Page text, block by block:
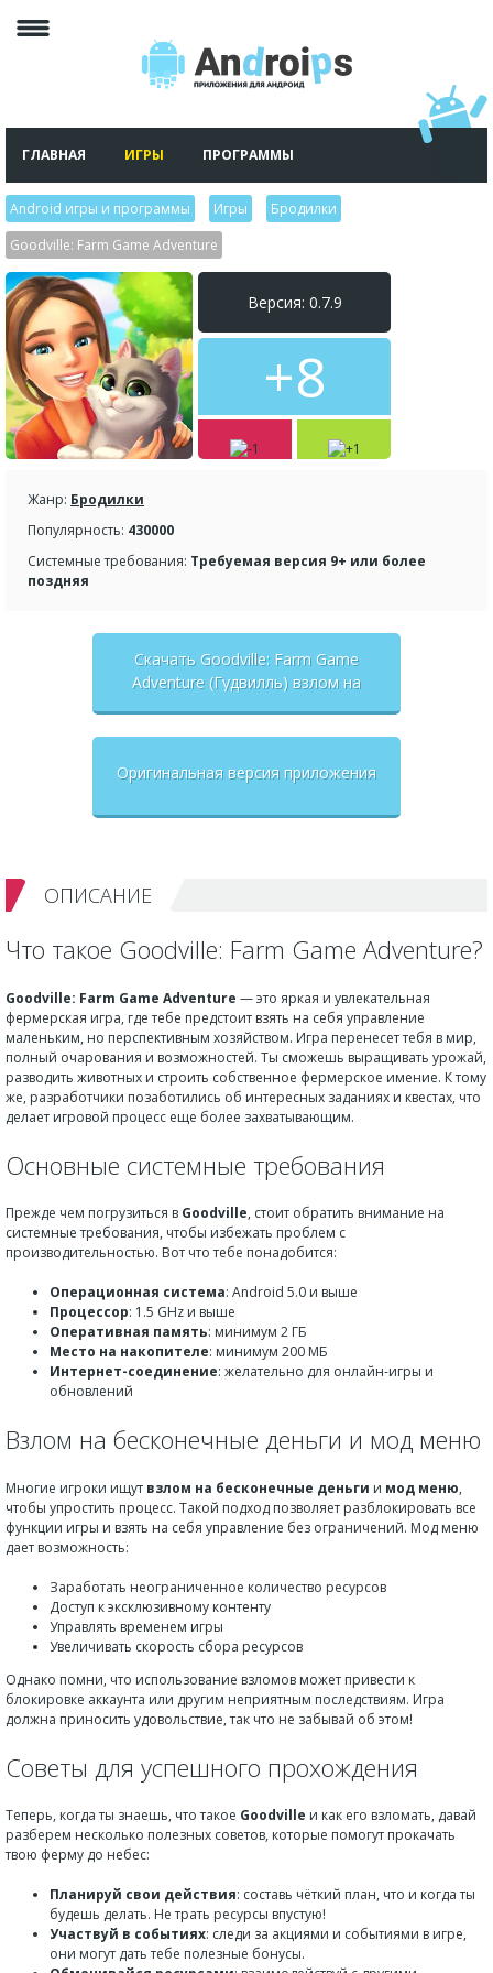
ГЛАВНАЯ ИГРЫ ПРОГРАММЫ
Android игры и программы Игры Бродилки
Goodville: Farm Game Adventure
Версия: 0.7.9
+8
Жанр: Бродилки
Популярность: 430000
Системные требования: Требуемая версия 9+ или более
поздняя
Скачать Goodville: Farm Game
Adventure (Гудвилль) взлом на
Оригинальная версия приложения
ОПИСАНИЕ
Что такое Goodville: Farm Game Adventure?
Goodville: Farm Game Adventure — это яркая и увлекательная
фермерская игра, где тебе предстоит взять на себя управление
маленьким, но перспективным хозяйством. Игра перенесет тебя в мир,
полный очарования и возможностей. Ты сможешь выращивать урожай,
разводить животных и строить собственное фермерское имение. К тому
же, разработчики позаботились об интересных заданиях и квестах, что
делает игровой процесс еще более захватывающим.
Основные системные требования
Прежде чем погрузиться в Goodville, стоит обратить внимание на
системные требования, чтобы избежать проблем с
производительностью. Вот что тебе понадобится:
Операционная система: Android 5.0 и выше
Процессор: 1.5 GHz и выше
Оперативная память: минимум 2 ГБ
Место на накопителе: минимум 200 МБ
Интернет-соединение: желательно для онлайн-игры и
обновлений
Взлом на бесконечные деньги и мод меню
Многие игроки ищут взлом на бесконечные деньги и мод меню,
чтобы упростить процесс. Такой подход позволяет разблокировать все
функции игры и взять на себя управление без ограничений. Мод меню
дает возможность:
Заработать неограниченное количество ресурсов
Доступ к эксклюзивному контенту
Управлять временем игры
Увеличивать скорость сбора ресурсов
Однако помни, что использование взломов может привести к
блокировке аккаунта или другим неприятным последствиям. Игра
должна приносить удовольствие, так что не забывай об этом!
Советы для успешного прохождения
Теперь, когда ты знаешь, что такое Goodville и как его взломать, давай
разберем несколько полезных советов, которые помогут прокачать
твою ферму до небес:
Планируй свои действия: составь чёткий план, что и когда ты
будешь делать. Не трать ресурсы впустую!
Участвуй в событиях: следи за акциями и событиями в игре,
они могут дать тебе полезные бонусы.